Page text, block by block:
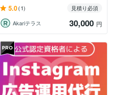
5.0(1)
見積り必須
Akariテラス
30,000 円